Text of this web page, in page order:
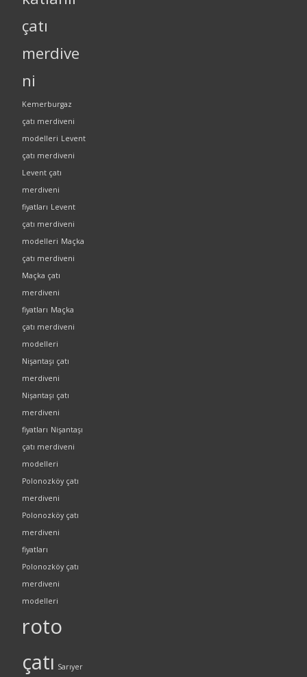
çatı
merdive
ni
Kemerburgaz
çatı merdiveni
modelleri Levent
çatı merdiveni
Levent çatı
merdiveni
fiyatları Levent
çatı merdiveni
modelleri Maçka
çatı merdiveni
Maçka çatı
merdiveni
fiyatları Maçka
çatı merdiveni
modelleri
Nişantaşı çatı
merdiveni
Nişantaşı çatı
merdiveni
fiyatları Nişantaşı
çatı merdiveni
modelleri
Polonozköy çatı
merdiveni
Polonozköy çatı
merdiveni
fiyatları
Polonozköy çatı
merdiveni
modelleri
roto
çatı Sarıyer